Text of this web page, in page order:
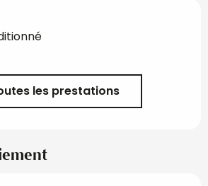
les prestations